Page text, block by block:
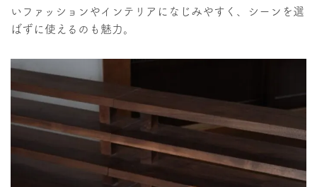
いファッションやインテリアになじみやすく、シーンを選
ばずに使えるのも魅力。